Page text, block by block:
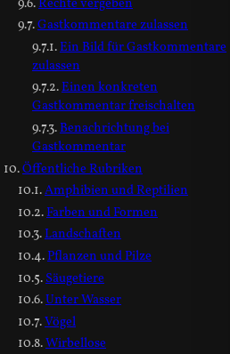
Gastkommentare zulassen
Ein Bild für Gastkommentare
zulassen
Einen konkreten
Gastkommentar freischalten
Benachrichtung bei
Gastkommentar
Öffentliche Rubriken
Amphibien und Reptilien
Farben und Formen
Landschaften
Pflanzen und Pilze
Säugetiere
Unter Wasser
Vögel
Wirbellose